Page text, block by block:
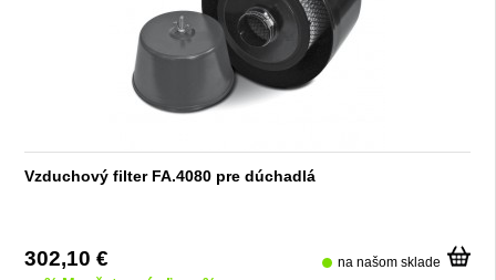
Vzduchový filter FA.4080 pre dúchadlá
302,10 € na našom sklade